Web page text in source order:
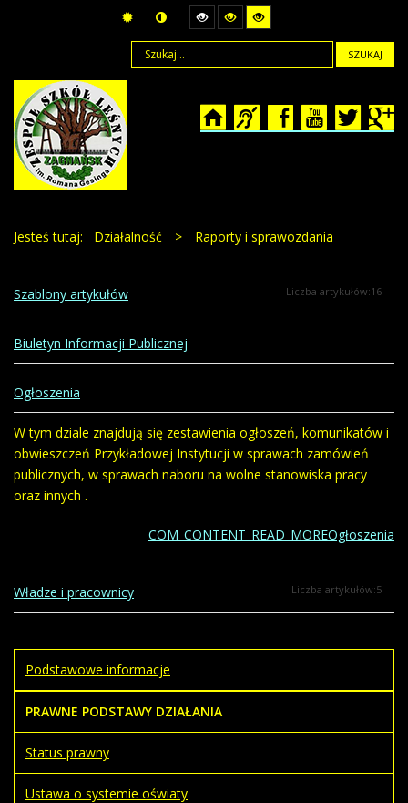
SZUKAJ
Jesteś tutaj: Działalność > Raporty i sprawozdania
Szablony artykułów Liczba artykułów:16
Biuletyn Informacji Publicznej
Ogłoszenia
W tym dziale znajdują się zestawienia ogłoszeń, komunikatów i
obwieszczeń Przykładowej Instytucji w sprawach zamówień
publicznych, w sprawach naboru na wolne stanowiska pracy
oraz innych .
COM_CONTENT_READ_MOREOgłoszenia
Władze i pracownicy Liczba artykułów:5
Podstawowe informacje
PRAWNE PODSTAWY DZIAŁANIA
Status prawny
Ustawa o systemie oświaty